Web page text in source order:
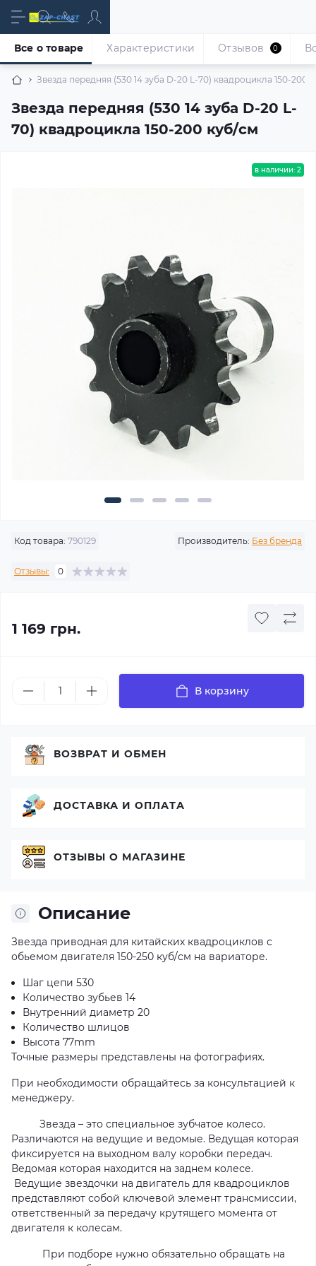
Звезда передняя (530 14 зуба D-20 L-70) квадроцикла 150-200
Звезда передняя (530 14 зуба D-20 L-
70) квадроцикла 150-200 куб/см
Все о товаре Характеристики Отзывов 0
в наличии: 2
Код товара: 790129 Производитель: Без бренда
Отзывы: 0
1 169 грн.
В корзину
Описание
Звезда приводная для китайских квадроциклов с
обьемом двигателя 150-250 куб/см на вариаторе.
Шаг цепи 530
Количество зубьев 14
Внутренний диаметр 20
Количество шлицов
Высота 77mm
Точные размеры представлены на фотографиях.
При необходимости обращайтесь за консультацией к
менеджеру.
Звезда – это специальное зубчатое колесо.
Различаются на ведущие и ведомые. Ведущая которая
фиксируется на выходном валу коробки передач.
Ведомая которая находится на заднем колесе.
Ведущие звездочки на двигатель для квадроциклов
представляют собой ключевой элемент трансмиссии,
ответственный за передачу крутящего момента от
двигателя к колесам.
При подборе нужно обязательно обращать на
ВОЗВРАТ И ОБМЕН
ДОСТАВКА И ОПЛАТА
ОТЗЫВЫ О МАГАЗИНЕ